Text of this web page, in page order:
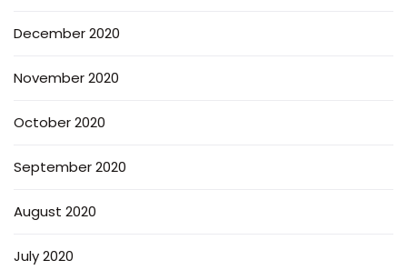
December 2020
November 2020
October 2020
September 2020
August 2020
July 2020